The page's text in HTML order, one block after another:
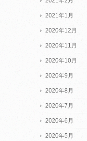
2021年1月
2020年12月
2020年11月
2020年10月
2020年9月
2020年8月
2020年7月
2020年6月
2020年5月